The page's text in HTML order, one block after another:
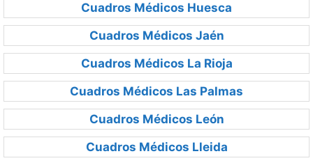
Cuadros Médicos Huesca
Cuadros Médicos Jaén
Cuadros Médicos La Rioja
Cuadros Médicos Las Palmas
Cuadros Médicos León
Cuadros Médicos Lleida